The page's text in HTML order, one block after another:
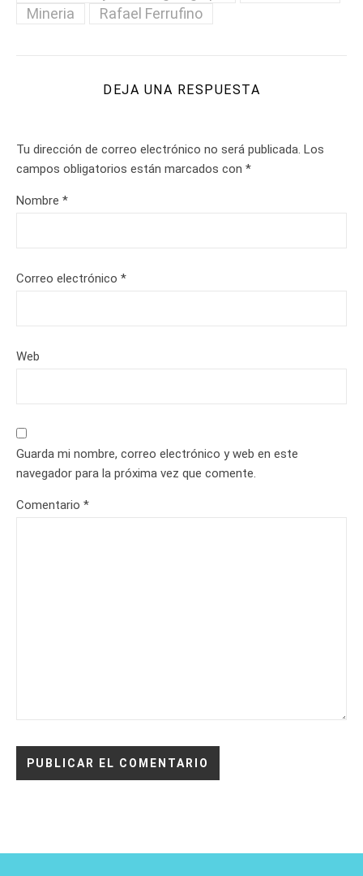
Mineria
Rafael Ferrufino
DEJA UNA RESPUESTA
Tu dirección de correo electrónico no será publicada. Los
campos obligatorios están marcados con *
Nombre *
Correo electrónico *
Web
Guarda mi nombre, correo electrónico y web en este
navegador para la próxima vez que comente.
Comentario *